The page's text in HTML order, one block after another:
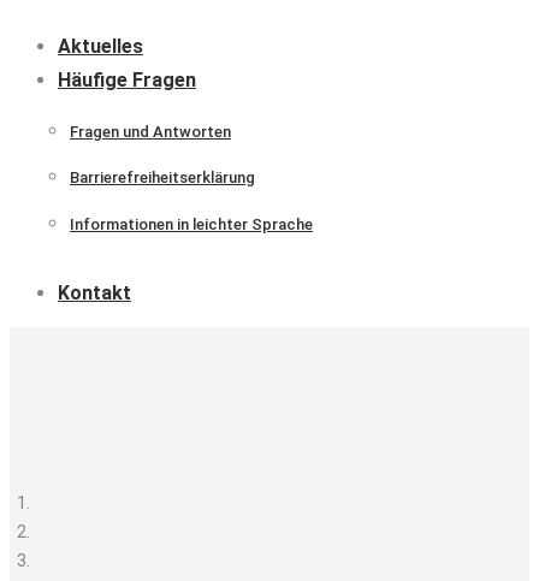
Aktuelles
Häufige Fragen
Fragen und Antworten
Barrierefreiheitserklärung
Informationen in leichter Sprache
Kontakt